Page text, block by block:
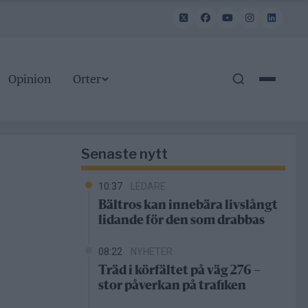
Opinion Orter
Senaste nytt
10:37 LEDARE
Bältros kan innebära livslångt
lidande för den som drabbas
08:22 NYHETER
Träd i körfältet på väg 276 –
stor påverkan på trafiken